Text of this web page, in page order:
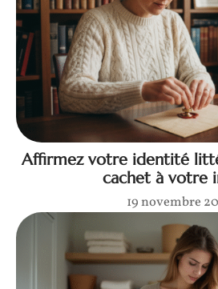
Affirmez votre identité
cachet à votre
19 novembre